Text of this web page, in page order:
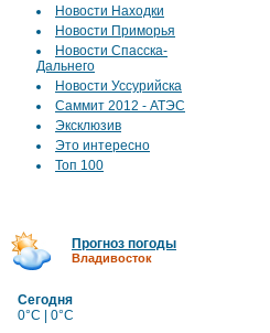
Новости Находки
Новости Приморья
Новости Спасска-
Дальнего
Новости Уссурийска
Саммит 2012 - АТЭС
Эксклюзив
Это интересно
Топ 100
Прогноз погоды
Владивосток
Сегодня
0°C | 0°C